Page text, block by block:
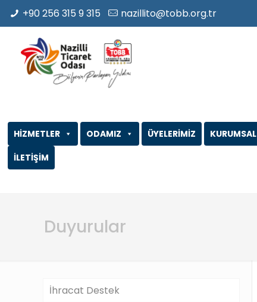
+90 256 315 9 315 nazillito@tobb.org.tr
ODAMIZ
HİZMETLER ÜYELERİMİZ KURUMSAL
İLETİŞİM
Duyurular
İhracat Destek